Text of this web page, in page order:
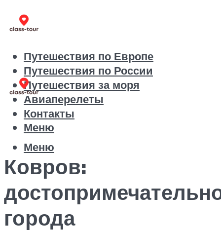
Путешествия по Европе
Путешествия по России
Путешествия за моря
Авиаперелеты
Контакты
Меню
Меню
Ковров:
города